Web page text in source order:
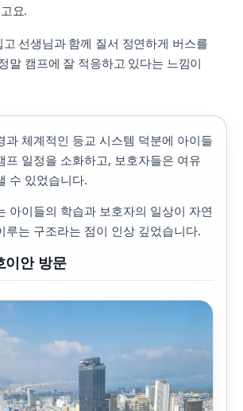
요.
선생님과 함께 질서 정연하게 버스를
말 캠프에 잘 적응하고 있다는 느낌이
과 체계적인 등교 시스템 덕분에 아이들
프 일정을 소화하고, 보호자들은 여유
수 있었습니다.
아이들의 학습과 보호자의 일상이 자연
루는 구조라는 점이 인상 깊었습니다.
이안 방문